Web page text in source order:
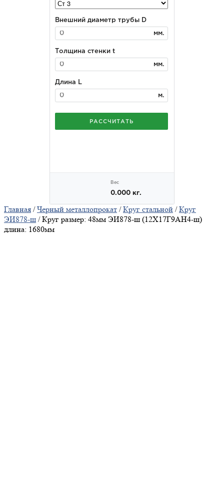
Главная /Черный металлопрокат /Круг стальной /Круг
ЭИ878-ш / Круг размер: 48мм ЭИ878-ш (12Х17Г9АН4-ш)
длина: 1680мм